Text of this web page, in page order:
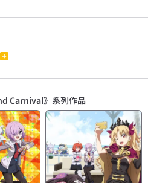
Carnival》系列作品